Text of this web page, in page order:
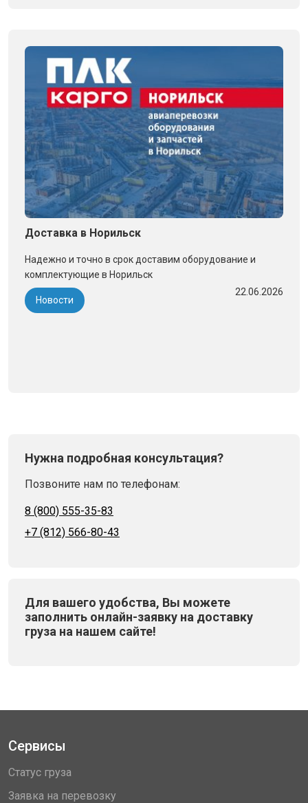
Доставка в Норильск
Надежно и точно в срок доставим оборудование и
комплектующие в Норильск
Новости
22.06.2026
Нужна подробная консультация?
Позвоните нам по телефонам:
8 (800) 555-35-83
+7 (812) 566-80-43
Для вашего удобства, Вы можете
заполнить онлайн-заявку на доставку
груза на нашем сайте!
Сервисы
Статус груза
Заявка на перевозку